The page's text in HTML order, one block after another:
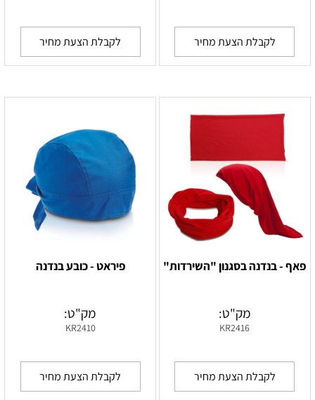
לקבלת הצעת מחיר לקבלת הצעת מחיר
פאף - בנדנה בסגנון "השירדות"
מק"ט:
KR2416
לקבלת הצעת מחיר
פיראט - כובע בנדנה
מק"ט:
KR2410
לקבלת הצעת מחיר